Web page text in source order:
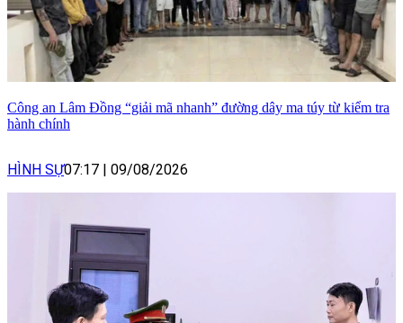
Công an Lâm Đồng “giải mã nhanh” đường dây ma túy từ kiểm tra
hành chính
HÌNH SỰ07:17 | 09/08/2026